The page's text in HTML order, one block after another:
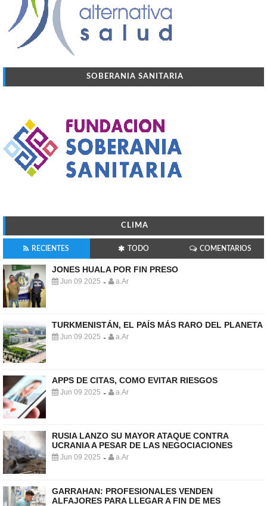
SOBERANIA SANITARIA
CLIMA
RECIENTES TODO COMENTARIOS
JONES HUALA POR FIN PRESO
Jun 09 2025 - a.Ar
TURKMENISTÁN, EL PAÍS MÁS RARO DEL PLANETA
Jun 09 2025 - a.Ar
APPS DE CITAS, COMO EVITAR RIESGOS
Jun 09 2025 - a.Ar
RUSIA LANZO SU MAYOR ATAQUE CONTRA
UCRANIA A PESAR DE LAS NEGOCIACIONES
Jun 09 2025 - a.Ar
GARRAHAN: PROFESIONALES VENDEN
ALFAJORES PARA LLEGAR A FIN DE MES